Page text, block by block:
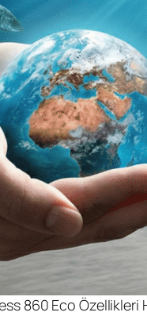
860 Eco Özellikleri